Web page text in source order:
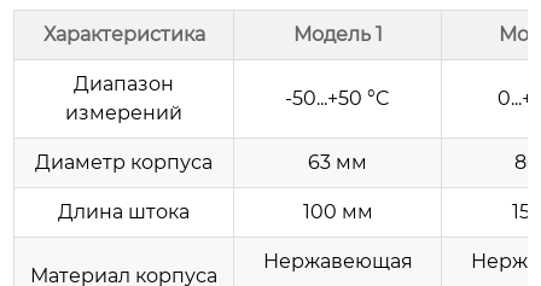
Характеристика Модель 1
Диапазон
измерений
-50...+50 °C
Диаметр корпуса 63 мм
Длина штока 100 мм
Материал корпуса
Нержавеющая